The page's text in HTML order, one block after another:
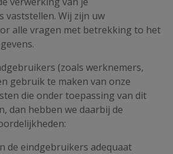
vaststellen. Wij zijn uw
alle vragen met betrekking to het
(zoals werknemers,
gebruik te maken van onze
die onder toepassing van dit
dan hebben we daarbij de
de eindgebruikers adequaat